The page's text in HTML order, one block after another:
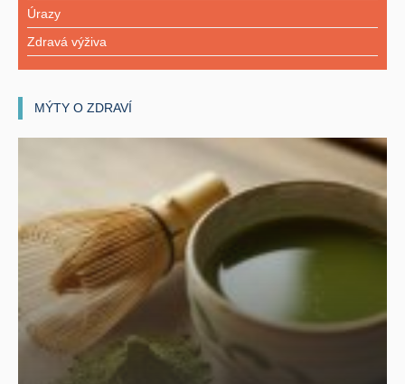
Úrazy
Zdravá výživa
MÝTY O ZDRAVÍ